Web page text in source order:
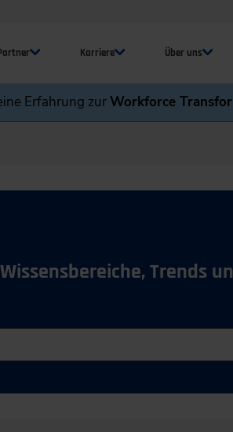
Karriere Über uns
Erfahrung zurWorkforce
Trends